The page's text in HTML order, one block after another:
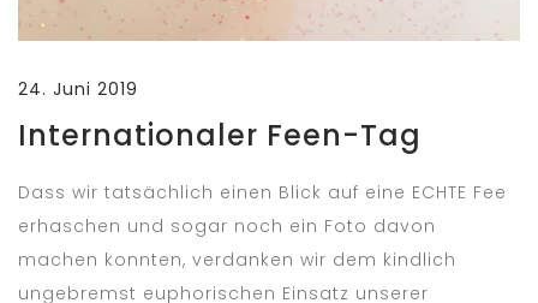
24. Juni 2019
Internationaler Feen-Tag
Dass wir tatsächlich einen Blick auf eine ECHTE Fee
erhaschen und sogar noch ein Foto davon
machen konnten, verdanken wir dem kindlich
ungebremst euphorischen Einsatz unserer